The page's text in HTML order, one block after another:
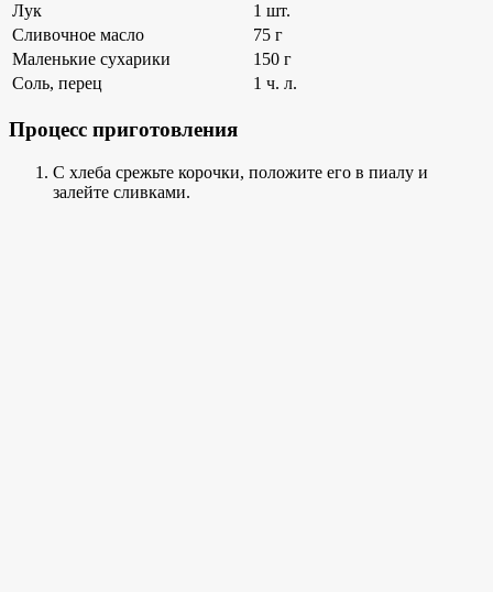
Лук
1 шт.
Сливочное масло
75 г
Маленькие сухарики
150 г
Соль, перец
1 ч. л.
Процесс приготовления
С хлеба срежьте корочки, положите его в пиалу и
залейте сливками.